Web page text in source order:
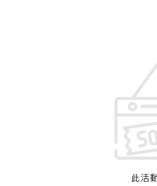
此活